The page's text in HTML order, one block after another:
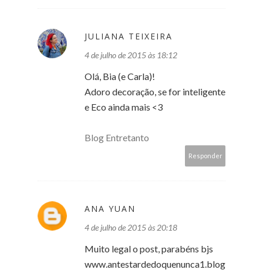
JULIANA TEIXEIRA
4 de julho de 2015 às 18:12
Olá, Bia (e Carla)!
Adoro decoração, se for inteligente
e Eco ainda mais <3
Blog Entretanto
Responder
ANA YUAN
4 de julho de 2015 às 20:18
Muito legal o post, parabéns bjs
www.antestardedoquenunca1.blog